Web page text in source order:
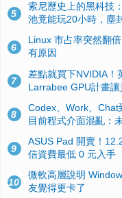
5
索尼歷史上的黑科技
池竟能玩20小時，塵
6
Linux 市占率突然翻
有原因
7
差點就買下NVIDIA！
Larrabee GPU計畫
8
Codex、Work、
目前程式介面混亂：
9
ASUS Pad 開賣！
信資費最低 0 元入手
10
微軟高層說明
友覺得更卡了